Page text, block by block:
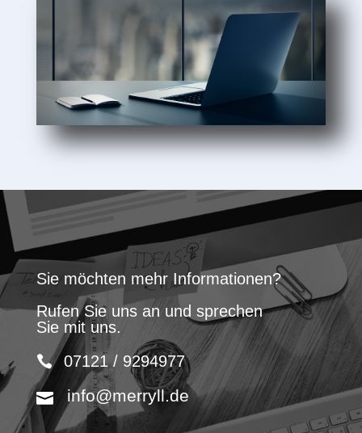
Sie möchten mehr Informationen?
Rufen Sie uns an und sprechen
Sie mit uns.
07121 / 9294977
info@merryll.de